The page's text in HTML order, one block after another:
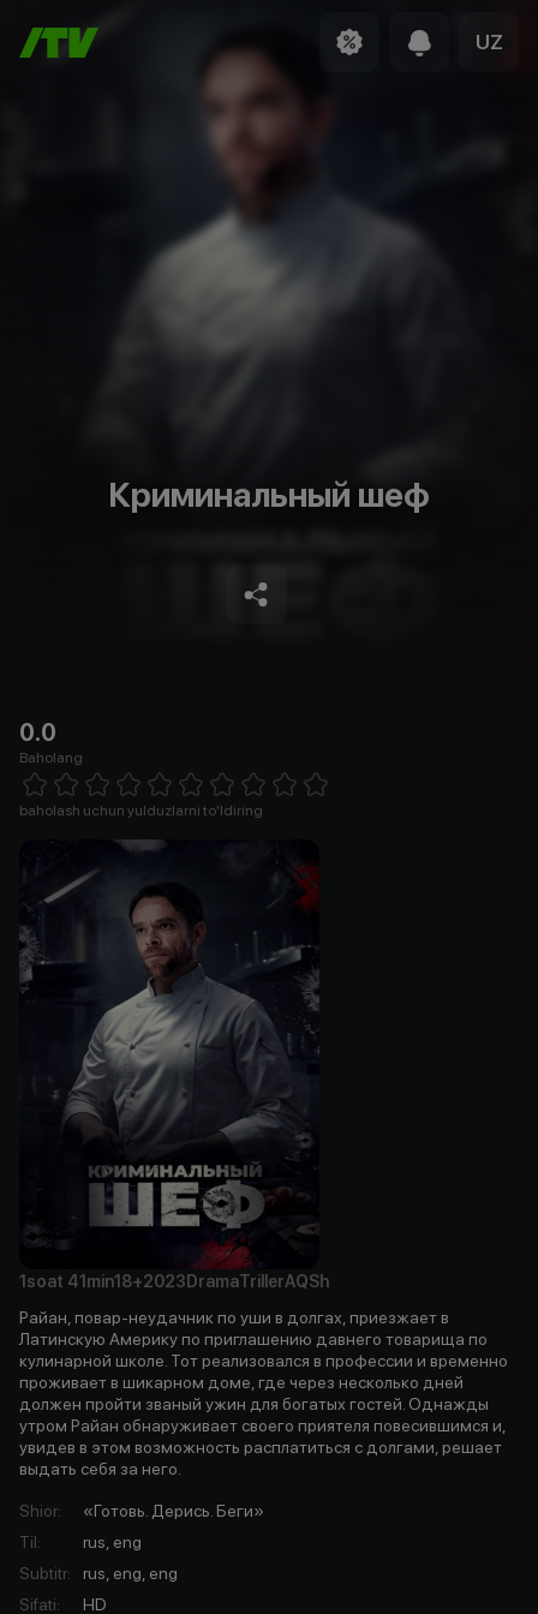
UZ
Криминальный шеф
0.0
Baholang
1 Star 2 Stars 3 Stars 4 Stars5 Stars 6 Stars7 Stars8 Stars
baholash uchun yulduzlarni to'ldiring
1soat 41min18+2023 DramaTrillerAQSh
Райан, повар-неудачник по уши в долгах, приезжает в
Латинскую Америку по приглашению давнего товарища по
кулинарной школе. Тот реализовался в профессии и временно
проживает в шикарном доме, где через несколько дней
должен пройти званый ужин для богатых гостей. Однажды
утром Райан обнаруживает своего приятеля повесившимся и,
увидев в этом возможность расплатиться с долгами, решает
выдать себя за него.
Shior:
«Готовь. Дерись. Беги»
Til:
rus, eng
Subtitr:
rus, eng, eng
Sifati: HD